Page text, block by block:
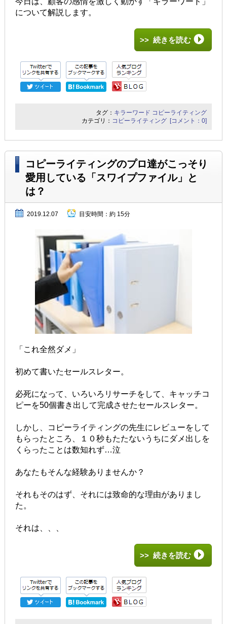
について解説します。
>> 続きを読む
タグ： キラーワード コピーライティング
カテゴリ： コピーライティング [コメント：0]
コピーライティングのプロ達がこっそり
愛用している「スワイプファイル」と
は？
2019.12.07 目安時間： 約 15分
「これ全然ダメ」
初めて書いたセールスレター。
必死になって、いろいろリサーチをして、キャッチコ
ピーを50個書き出して完成させたセールスレター。
しかし、コピーライティングの先生にレビューをして
もらったところ、１０秒もたたないうちにダメ出しを
くらったことは数知れず…泣
あなたもそんな経験ありませんか？
それもそのはず、それには致命的な理由がありまし
た。
それは、、、
>> 続きを読む